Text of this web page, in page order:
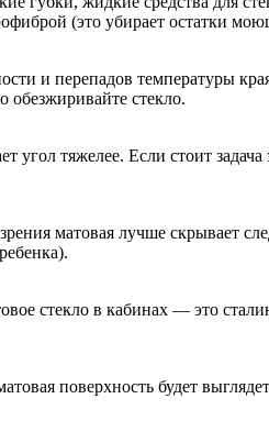
(это убирает остатки
и перепадов температуры
обезжиривайте стекло.
угол тяжелее. Если стоит
матовая лучше скрывает
стекло в кабинах — это
поверхность будет